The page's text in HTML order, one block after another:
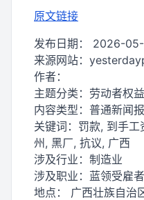
原文链接
发布日期： 2026-
来源网站：
作者：
主题分类： 劳动者权
内容类型： 普通新闻
关键词： 罚款, 到手工
州, 黑厂, 抗议, 广西
涉及行业： 制造业
涉及职业： 蓝领受雇者
地点： 广西壮族自治